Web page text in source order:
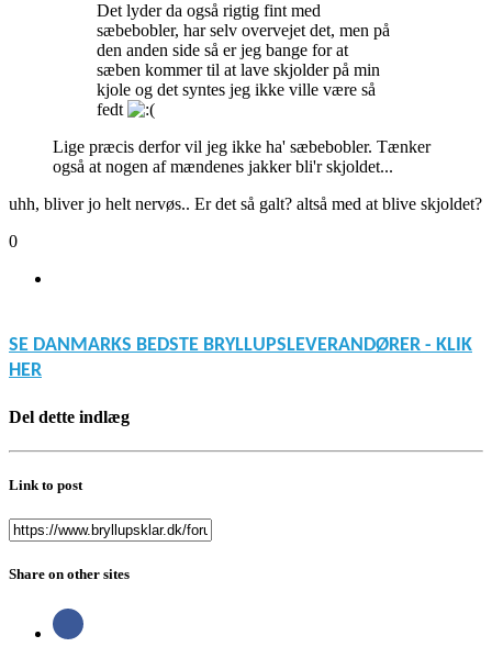
Det lyder da også rigtig fint med
sæbebobler, har selv overvejet det, men på
den anden side så er jeg bange for at
sæben kommer til at lave skjolder på min
kjole og det syntes jeg ikke ville være så
fedt
Lige præcis derfor vil jeg ikke ha' sæbebobler. Tænker
også at nogen af mændenes jakker bli'r skjoldet...
uhh, bliver jo helt nervøs.. Er det så galt? altså med at blive skjoldet?
0
SE DANMARKS BEDSTE BRYLLUPSLEVERANDØRER - KLIK
HER
Del dette indlæg
Link to post
Share on other sites